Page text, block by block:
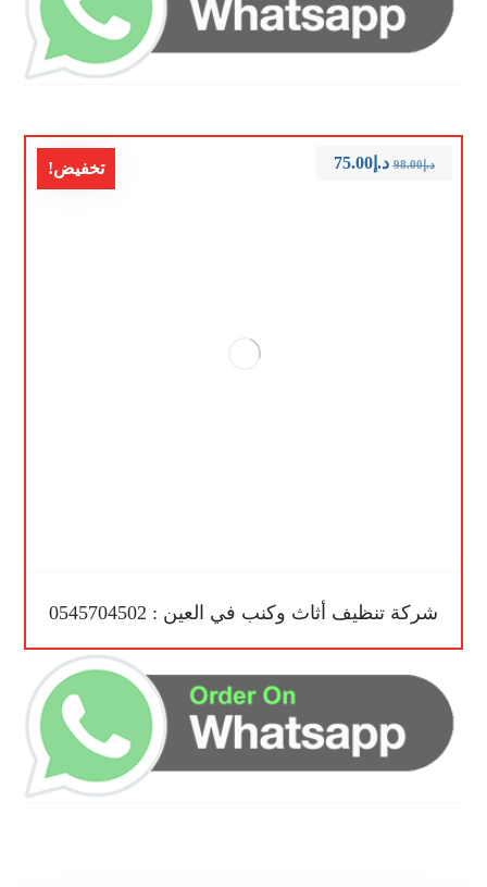
تخفيض!
شركة تنظيف أثاث وكنب في العين : 0545704502
د.إ98.00 د.إ75.00